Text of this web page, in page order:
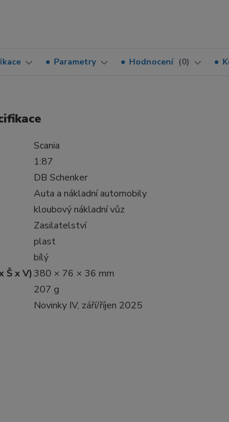
Parametry Hodnocení 0
Scania
1:87
DB Schenker
Auta a nákladní automobily
kloubový nákladní vůz
Zasilatelství
plast
bílý
Š x V) 380 × 76 × 36 mm
207 g
Novinky IV, září/říjen 2025